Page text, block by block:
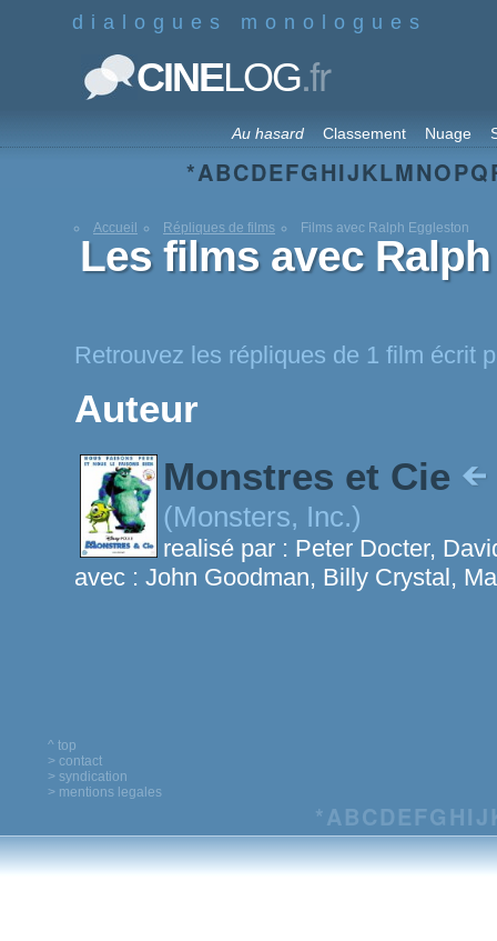
dialogues monologues
CINELOG.fr
Au hasard Classement Nuage
*ABCDEFGHIJKLMNOPQ
Accueil Répliques de films Films avec Ralph Eggleston
Les films avec
Retrouvez les répliques de 1 film écrit
Auteur
Monstres et Cie
(Monsters, Inc.)
realisé par : Peter Docter,
avec : John Goodman, Billy Crystal,
^ top
> contact
> syndication
> mentions legales
*ABCDEFG HIJ